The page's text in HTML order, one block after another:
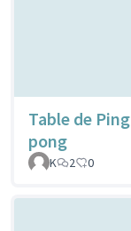
Table de Ping
pong
K
2 0